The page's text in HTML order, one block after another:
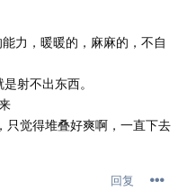
力，暖暖的，麻麻的，不自
射不出东西。
觉得堆叠好爽啊，一直下去
回复